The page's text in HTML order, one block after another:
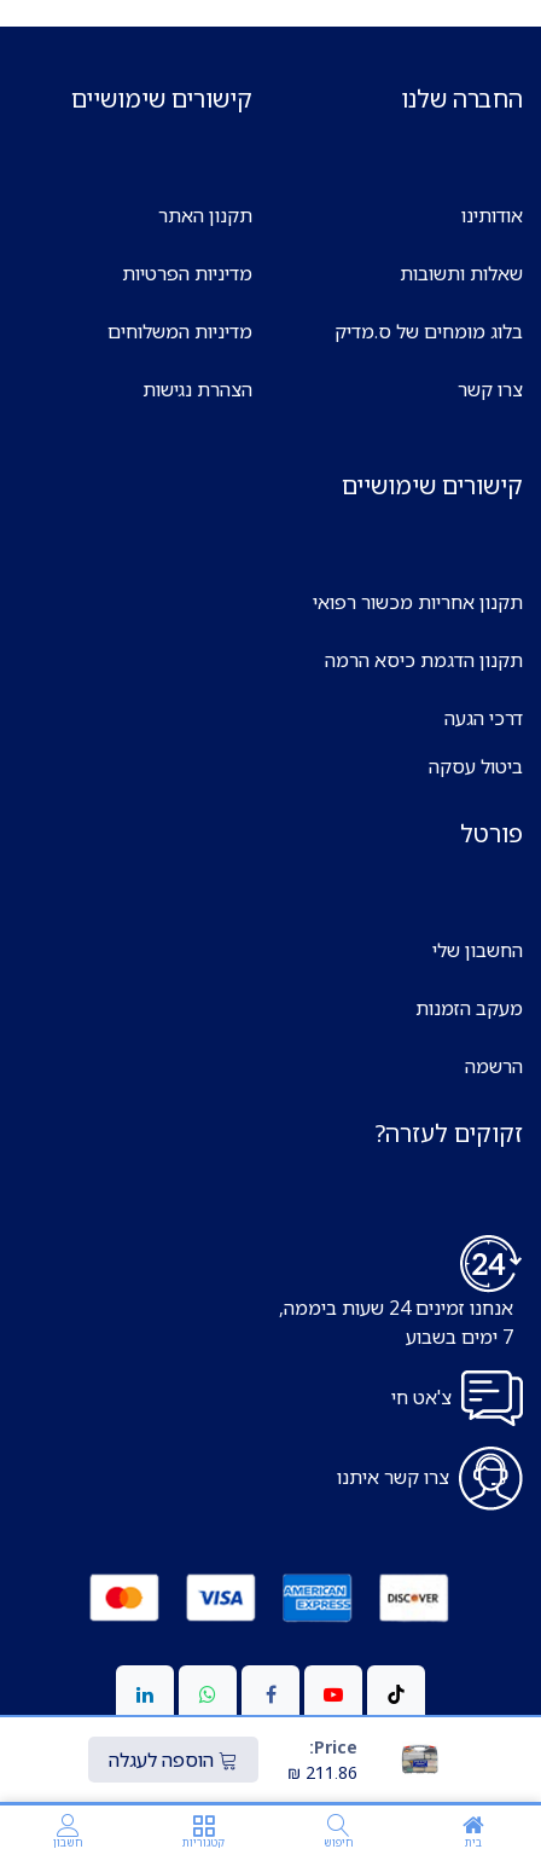
Price:
211.86
₪ הוספה לעגלה
בית חיפוש קטגוריות חשבון
החברה שלנו
אודותינו
שאלות ותשובות
בלוג מומחים של ס.מדיק
צרו קשר
קישורים שימושיים
תקנון האתר
מדיניות הפרטיות
מדיניות המשלוחים
הצהרת נגישות
קישורים שימושיים
תקנון אחריות מכשור רפואי
תקנון הדגמת כיסא הרמה
דרכי הגעה
ביטול עסקה
פורטל
החשבון שלי
מעקב הזמנות
הרשמה
זקוקים לעזרה?
אנחנו זמינים 24 שעות ביממה,
צ'אט חי
צרו קשר איתנו
מופעל ע"י
Transparo.io